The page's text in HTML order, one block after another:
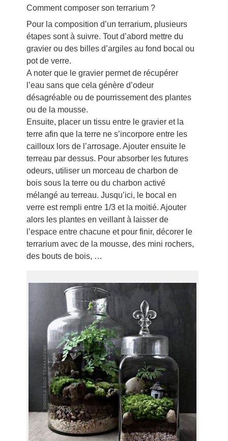
Comment composer son terrarium ?
Pour la composition d’un terrarium, plusieurs
étapes sont à suivre. Tout d’abord mettre du
gravier ou des billes d’argiles au fond bocal ou
pot de verre.
A noter que le gravier permet de récupérer
l’eau sans que cela génère d’odeur
désagréable ou de pourrissement des plantes
ou de la mousse.
Ensuite, placer un tissu entre le gravier et la
terre afin que la terre ne s’incorpore entre les
cailloux lors de l’arrosage. Ajouter ensuite le
terreau par dessus. Pour absorber les futures
odeurs, utiliser un morceau de charbon de
bois sous la terre ou du charbon activé
mélangé au terreau. Jusqu’ici, le bocal en
verre est rempli entre 1/3 et la moitié. Ajouter
alors les plantes en veillant à laisser de
l’espace entre chacune et pour finir, décorer le
terrarium avec de la mousse, des mini rochers,
des bouts de bois, …